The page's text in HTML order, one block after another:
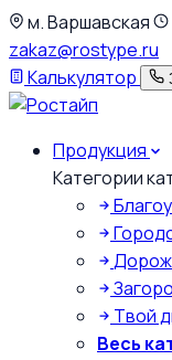
К
основному
содержимому
м. Варшавская
zakaz@rostype.ru
Калькулятор
Продукция
Категории
Твой
Весь